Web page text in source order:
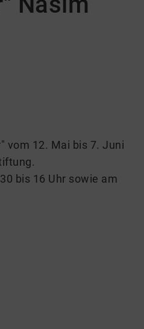
vom 12. Mai bis 7. Juni
bis 16 Uhr sowie am